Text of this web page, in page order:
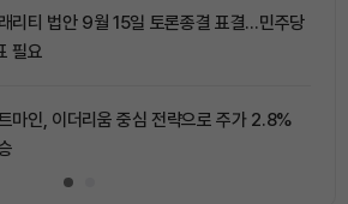
리티 법안 9월 15일 토론종결 표결…민주당
필요
마인, 이더리움 중심 전략으로 주가 2.8%